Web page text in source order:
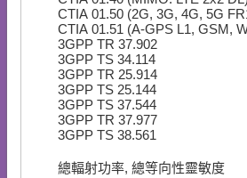
CTIA 01.50 (2G, 3G, 4G, 5G
CTIA 01.51 (A-GPS L1, GSM,
3GPP TR 37.902
3GPP TS 34.114
3GPP TR 25.914
3GPP TS 25.144
3GPP TS 37.544
3GPP TR 37.977
3GPP TS 38.561
總輻射功率, 總等向性靈敏度